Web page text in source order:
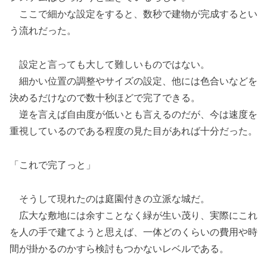
ここで細かな設定をすると、数秒で建物が完成するとい
う流れだった。
設定と言っても大して難しいものではない。
細かい位置の調整やサイズの設定、他には色合いなどを
決めるだけなので数十秒ほどで完了できる。
逆を言えば自由度が低いとも言えるのだが、今は速度を
重視しているのである程度の見た目があれば十分だった。
「これで完了っと」
そうして現れたのは庭園付きの立派な城だ。
広大な敷地には余すことなく緑が生い茂り、実際にこれ
を人の手で建てようと思えば、一体どのくらいの費用や時
間が掛かるのかすら検討もつかないレベルである。